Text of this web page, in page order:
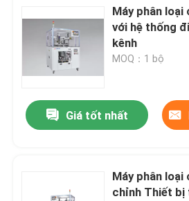
Kiểm soát chất lượng
Yêu cầu Đặt giá
Máy đúc bán dẫn
IC Lead Frame Stamping Mold
Máy phân loại
với hệ thống
kênh
MOQ：1 bộ
Giá tốt nhất
Máy phân loại
chỉnh Thiết bị